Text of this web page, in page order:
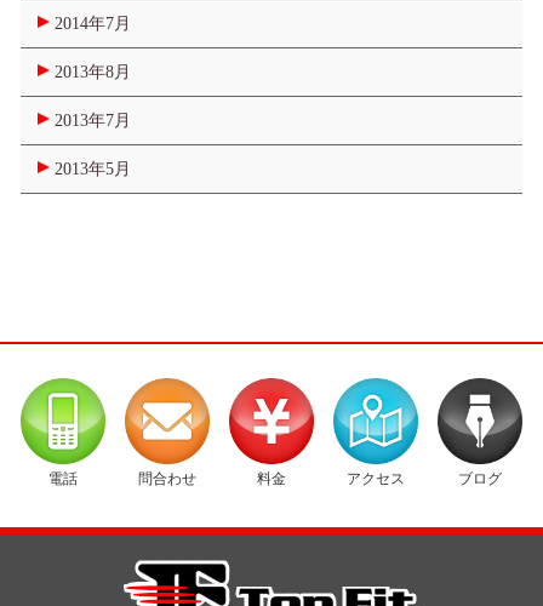
2014年7月
2013年8月
2013年7月
2013年5月
電話 問合わせ 料金 アクセス ブログ